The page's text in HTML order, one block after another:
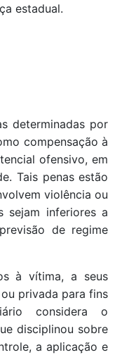
estadual.
determinadas por
compensação à
ofensivo, em
Tais penas estão
violência ou
sejam inferiores a
de regime
à vítima, a seus
privada para fins
considera o
disciplinou sobre
a aplicação e